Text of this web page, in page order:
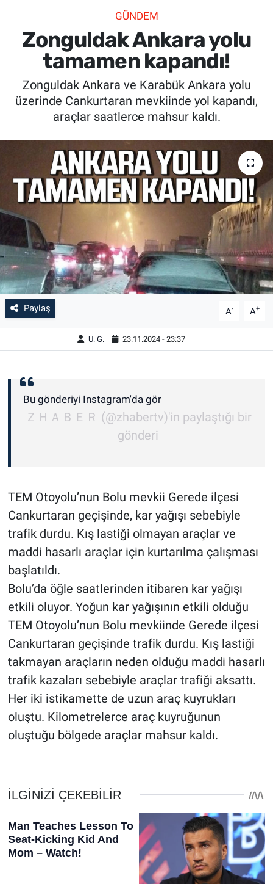
GÜNDEM
Zonguldak Ankara yolu
tamamen kapandı!
Zonguldak Ankara ve Karabük Ankara yolu
üzerinde Cankurtaran mevkiinde yol kapandı,
araçlar saatlerce mahsur kaldı.
Paylaş A- A+
U. G. 23.11.2024 - 23:37
Bu gönderiyi Instagram'da gör
ＺＨＡＢＥＲ (@zhabertv)'in paylaştığı bir
gönderi
TEM Otoyolu’nun Bolu mevkii Gerede ilçesi
Cankurtaran geçişinde, kar yağışı sebebiyle
trafik durdu. Kış lastiği olmayan araçlar ve
maddi hasarlı araçlar için kurtarılma çalışması
başlatıldı.
Bolu’da öğle saatlerinden itibaren kar yağışı
etkili oluyor. Yoğun kar yağışının etkili olduğu
TEM Otoyolu’nun Bolu mevkiinde Gerede ilçesi
Cankurtaran geçişinde trafik durdu. Kış lastiği
takmayan araçların neden olduğu maddi hasarlı
trafik kazaları sebebiyle araçlar trafiği aksattı.
Her iki istikamette de uzun araç kuyrukları
oluştu. Kilometrelerce araç kuyruğunun
oluştuğu bölgede araçlar mahsur kaldı.
SPOR
SAĞLIK